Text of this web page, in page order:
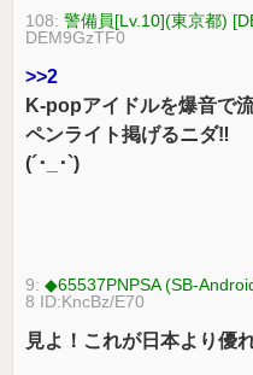
108:警備員[Lv.10](東京都)
DEM9GzTF0
>>2
K-popアイドルを爆音で
ペンライト掲げるニダ‼
(´･_･`)
9:◆65537PNPSA (SB-
8 ID:KncBz/E70
見よ！これが日本より優